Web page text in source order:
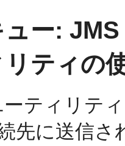
ュー:
ティの
ティリテ
先に送信